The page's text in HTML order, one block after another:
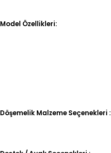
Model Özellikleri:
Döşemelik Malzeme Seçenekleri :